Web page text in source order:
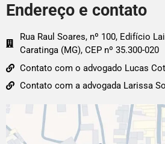
Endereço e contato
Rua Raul Soares, nº 100, Edifício
Caratinga (MG), CEP nº 35.300-020
Contato com o advogado Lucas
Contato com a advogada Larissa